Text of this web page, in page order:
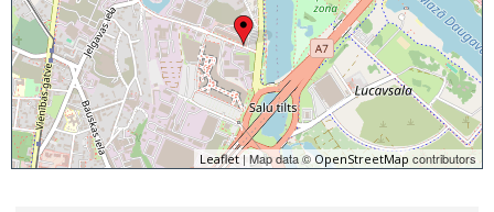
Leaflet| Map data © OpenStreetMap contributors